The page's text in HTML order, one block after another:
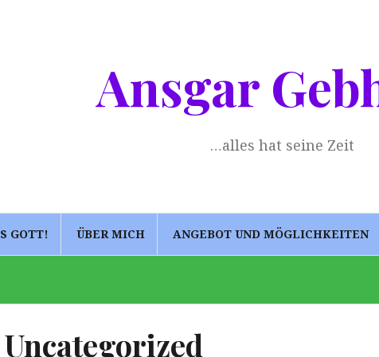
Ansgar
…alles hat seine Zeit
GOTT! ÜBER MICH ANGEBOT UND MÖGLICHKEITEN
Uncategorized